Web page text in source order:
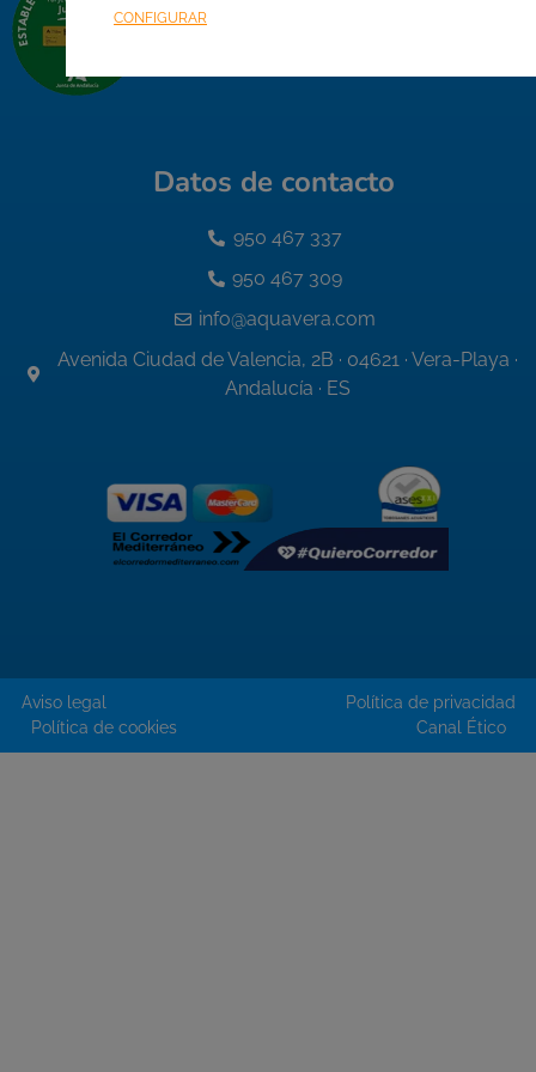
Datos de contacto
950 467 337
950 467 309
info@aquavera.com
Avenida Ciudad de Valencia, 2B · 04621 · Vera-Playa ·
Andalucía · ES
Aviso legal
Política de privacidad
Política de cookies
Canal Ético
CONFIGURAR